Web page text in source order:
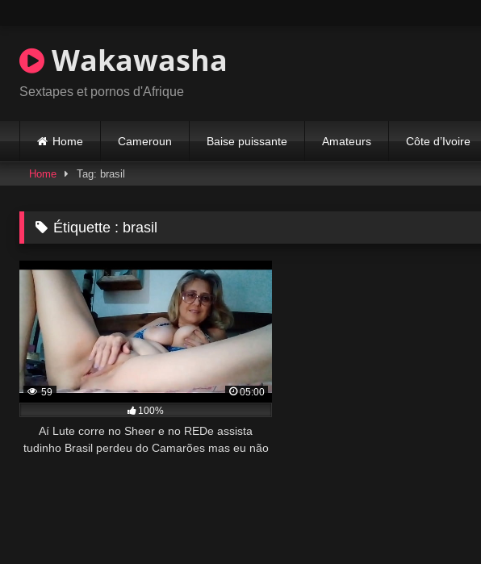
content
Wakawasha
Sextapes et pornos d'Afrique
Home Cameroun Baise puissante Amateurs Côte d’Ivoire
Home Tag: brasil
Étiquette : brasil
59
05:00
100%
Aí Lute corre no Sheer e no REDe assista
tudinho Brasil perdeu do Camarões mas eu não